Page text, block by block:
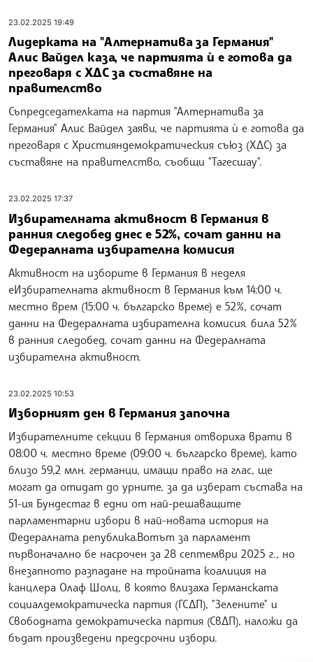
23.02.2025 19:49
Лидерката на "Алтернатива за Германия"
Алис Вайдел каза, че партията ѝ е готова да
преговаря с ХДС за съставяне на
правителство
Съпредседателката на партия "Алтернатива за
Германия" Алис Вайдел заяви, че партията ѝ е готова да
преговаря с Християндемократическия съюз (ХДС) за
съставяне на правителство, съобщи "Тагесшау".
23.02.2025 17:37
Избирателната активност в Германия в
ранния следобед днес е 52%, сочат данни на
Федералната избирателна комисия
Активност на изборите в Германия в неделя
еИзбирателната активност в Германия към 14:00 ч.
местно врем (15:00 ч. българско време) е 52%, сочат
данни на Федералната избирателна комисия. била 52%
в ранния следобед, сочат данни на Федералната
избирателна активност.
23.02.2025 10:53
Изборният ден в Германия започна
Избирателните секции в Германия отвориха врати в
08:00 ч. местно време (09:00 ч. българско време), като
близо 59,2 млн. германци, имащи право на глас, ще
могат да отидат до урните, за да изберат състава на
51-ия Бундестаг в едни от най-решаващите
парламентарни избори в най-новата история на
Федералната република.Вотът за парламент
първоначално бе насрочен за 28 септември 2025 г., но
внезапното разпадане на тройната коалиция на
канцлера Олаф Шолц, в която влизаха Германската
социалдемократическа партия (ГСДП), "Зелените" и
Свободната демократическа партия (СвДП), наложи да
бъдат произведени предсрочни избори.